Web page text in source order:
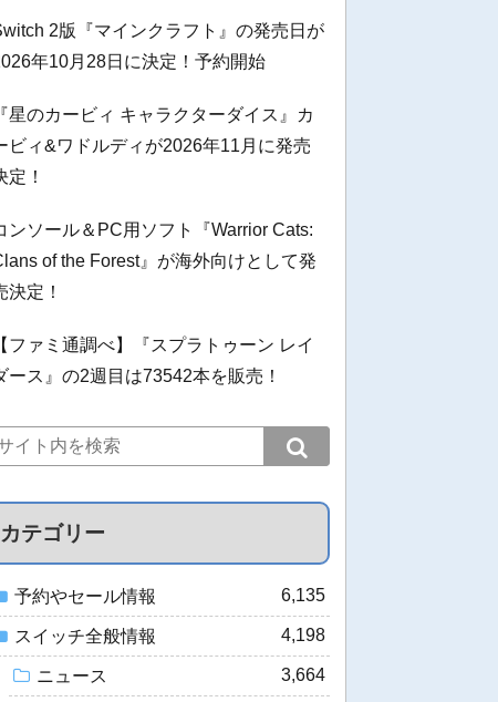
2版『マインクラフト』の発売日が
年10月28日に決定！予約開始
『星のカービィ キャラクターダイス』カ
ビィ&ワドルディが2026年11月に発売
定！
ンソール＆PC用ソフト『Warrior Cats:
of the Forest』が海外向けとして発
決定！
【ファミ通調べ】『スプラトゥーン レイ
ース』の2週目は73542本を販売！
カテゴリー
予約やセール情報 6,135
スイッチ全般情報 4,198
ニュース 3,664